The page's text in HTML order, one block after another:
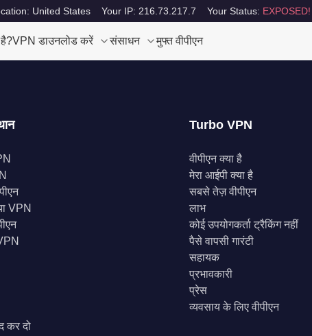
United States Your IP: 216.73.217.7 Your Status: EXPOSED!
VPN डाउनलोड करें संसाधन मुफ्त वीपीएन
VPN
कर दो
Turbo VPN
वीपीएन क्या है
मेरा आईपी क्या है
सबसे तेज़ वीपीएन
लाभ
कोई उपयोगकर्ता ट्रैकिंग नहीं
पैसे वापसी गारंटी
सहायक
प्रभावकारी
प्रेस
व्यवसाय के लिए वीपीएन